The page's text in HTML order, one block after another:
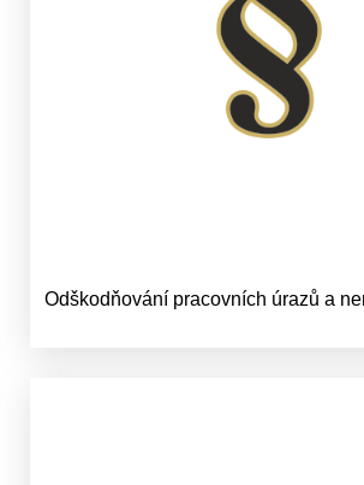
Odškodňování pracovních úrazů a